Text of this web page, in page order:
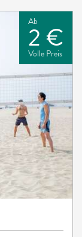
Ab
2 €
Volle Preis